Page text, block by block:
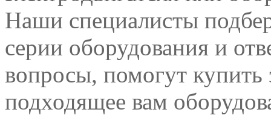
Наши специалисты
серии оборудования и
вопросы, помогут купить
подходящее вам